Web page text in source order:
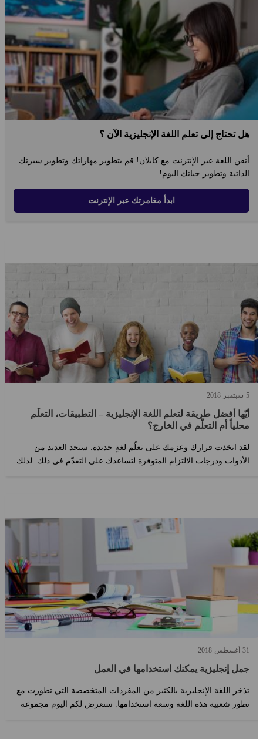
هل تحتاج إلى تعلم اللغة الإنجليزية الآن ؟
أتقن اللغة عبر الإنترنت مع كابلان! قم بتطوير مهاراتك وتطوير سيرتك
الذاتية وتطوير حياتك اليوم!
ابدأ مغامرتك عبر الإنترنت
سبتمبر 2018
أيّها أفضل طريقة لتعلم اللغة الإنجليزية – التطبيقات، التعلّم
محلياً أم التعلّم في الخارج؟
لقد اتخذت قرارك وعزمك على تعلّم لغةٍ جديدة. ستجد العديد من
الأدوات ودرجات الالتزام المتوفرة لتساعدك على التقدّم في ذلك. لذلك
31 أغسطس 2018
جمل إنجليزية يمكنك استخدامها في العمل
تذخر اللغة الإنجليزية بالكثير من المفردات المتخصصة التي تطورت مع
تطور شعبية هذه اللغة وسعة استخدامها. سنعرض لكم اليوم مجموعة